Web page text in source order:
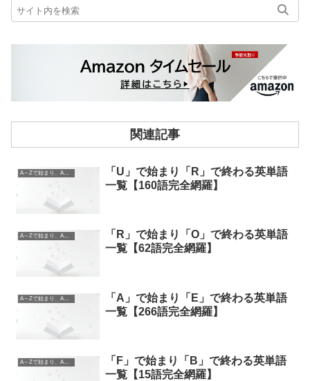
関連記事
A～Zで始まり、A～Zで終わる英単語
「U」で始まり「R」で終わる英単語
一覧【160語完全網羅】
A～Zで始まり、A～Zで終わる英単語
「R」で始まり「O」で終わる英単語
一覧【62語完全網羅】
A～Zで始まり、A～Zで終わる英単語
「A」で始まり「E」で終わる英単語
一覧【266語完全網羅】
A～Zで始まり、A～Zで終わる英単語
「F」で始まり「B」で終わる英単語
一覧【15語完全網羅】